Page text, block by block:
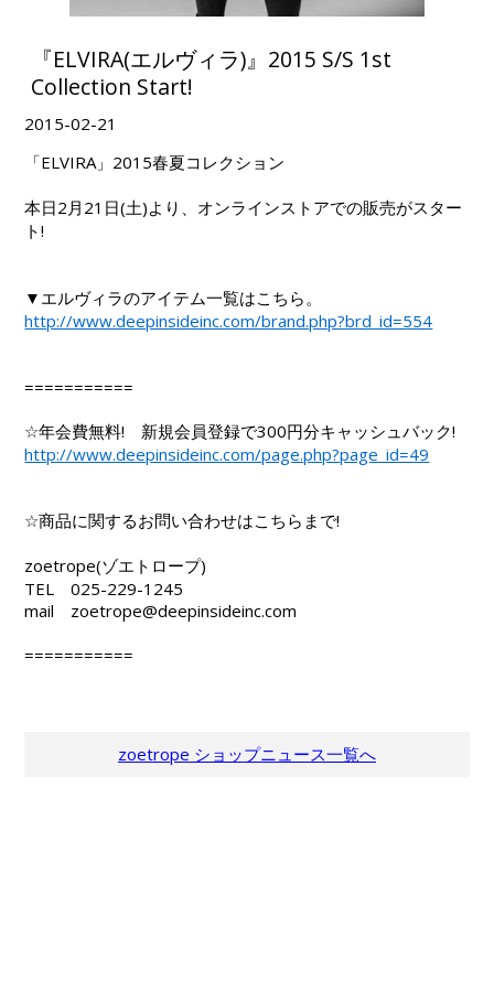
『ELVIRA(エルヴィラ)』2015 S/S 1st
Collection Start!
2015-02-21
「ELVIRA」2015春夏コレクション
本日2月21日(土)より、オンラインストアでの販売がスター
ト!
▼エルヴィラのアイテム一覧はこちら。
http://www.deepinsideinc.com/brand.php?brd_id=554
===========
☆年会費無料! 新規会員登録で300円分キャッシュバック!
http://www.deepinsideinc.com/page.php?page_id=49
☆商品に関するお問い合わせはこちらまで!
zoetrope(ゾエトロープ)
TEL 025-229-1245
mail zoetrope@deepinsideinc.com
===========
zoetrope ショップニュース一覧へ